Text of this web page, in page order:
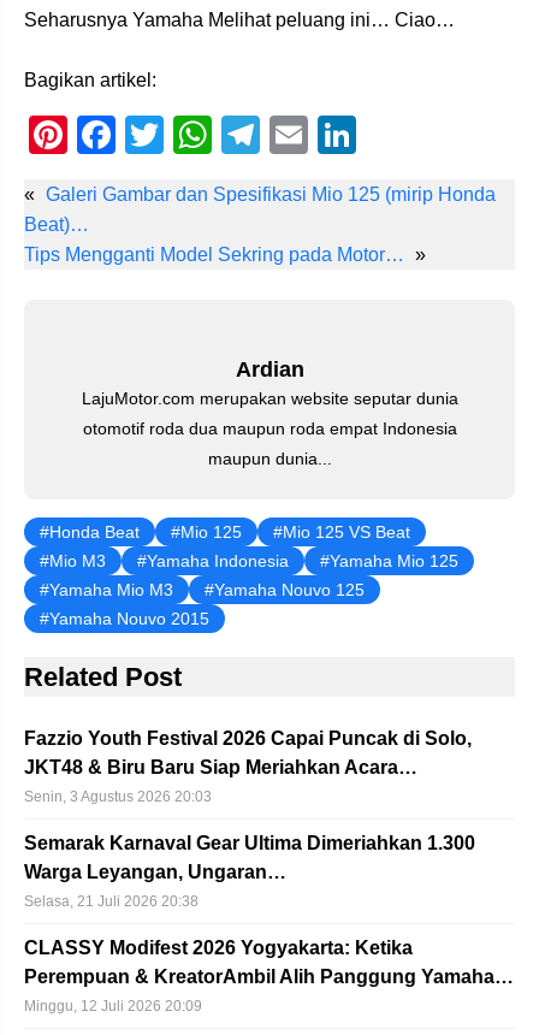
Seharusnya Yamaha Melihat peluang ini… Ciao…
Bagikan artikel:
Pi
er
e
F
c
e
k
T
tt
er
W
at
s
T
e
gr
E
ail k
e
« Galeri Gambar dan Spesifikasi Mio 125 (mirip Honda
Beat)…
Tips Mengganti Model Sekring pada Motor…
»
Ardian
LajuMotor.com merupakan website seputar dunia
otomotif roda dua maupun roda empat Indonesia
maupun dunia...
Honda Beat Mio 125
Mio 125 VS Beat
Mio M3
Yamaha Indonesia
Yamaha Mio 125
Yamaha Mio M3
Yamaha Nouvo 125
Yamaha Nouvo 2015
Related Post
Fazzio Youth Festival 2026 Capai Puncak di Solo,
JKT48 & Biru Baru Siap Meriahkan Acara…
Senin, 3 Agustus 2026 20:03
Semarak Karnaval Gear Ultima Dimeriahkan 1.300
Warga Leyangan, Ungaran…
Selasa, 21 Juli 2026 20:38
CLASSY Modifest 2026 Yogyakarta: Ketika
Perempuan & KreatorAmbil Alih Panggung Yamaha…
Minggu, 12 Juli 2026 20:09